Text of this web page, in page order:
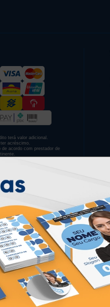
terá valor adicional.
acréscimo.
acordo com prestador de
0002-52